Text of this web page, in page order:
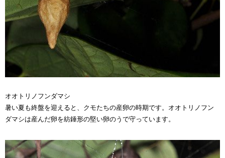
オオトリノフンダマシ
暑い夏も終盤を迎えると、クモたちの産卵の時期です。オオトリノフン
ダマシは産んだ卵を紡錘形の堅い卵のうで守っています。